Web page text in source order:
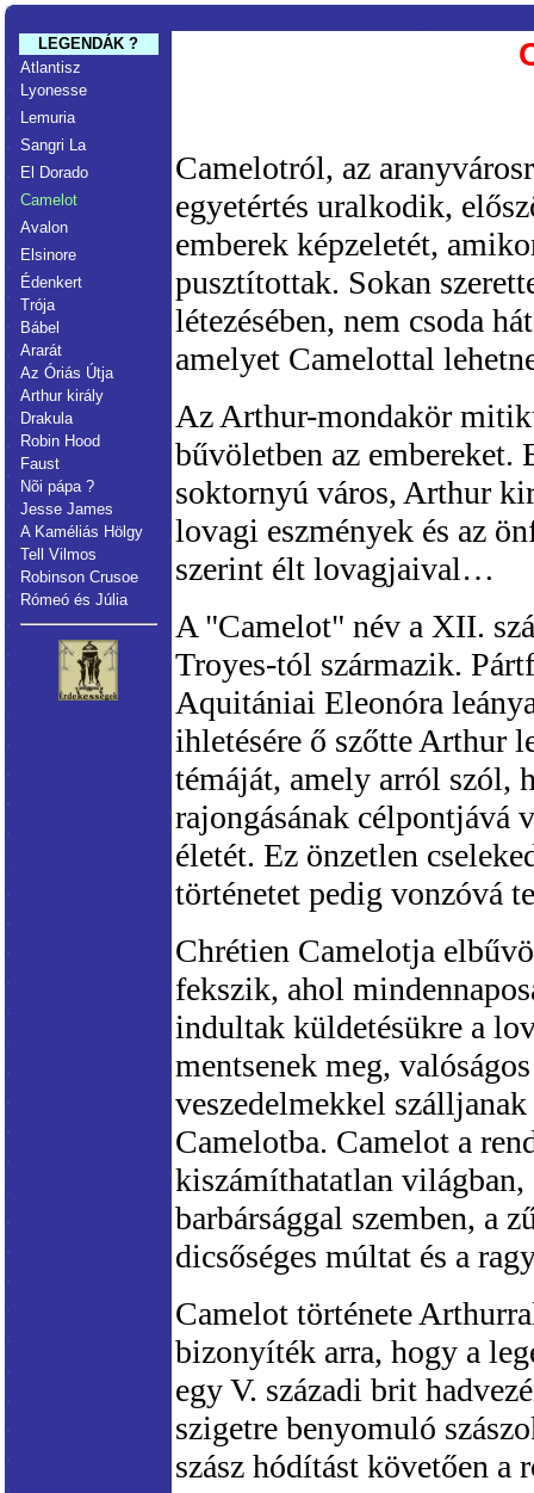
LEGENDÁK ?
Atlantisz
Lyonesse
Lemuria
Sangri La
El Dorado
Camelot
Avalon
Elsinore
Édenkert
Trója
Bábel
Ararát
Az Óriás Útja
Arthur király
Drakula
Robin Hood
Faust
Nõi pápa ?
Jesse James
A Kaméliás Hölgy
Tell Vilmos
Robinson Crusoe
Rómeó és Júlia
Camelotról, az
egyetértés uralkodik,
emberek képzeletét,
pusztítottak. Sokan
létezésében, nem csoda
amelyet Camelottal
Az Arthur-mondakör
bűvöletben az
soktornyú város, Arthur
lovagi eszmények és az
szerint élt lovagjaival…
A "Camelot" név a XII.
Troyes-tól származik.
Aquitániai Eleonóra
ihletésére ő szőtte Arthur
témáját, amely arról szól,
rajongásának célpontjává
életét. Ez önzetlen
történetet pedig vonzóvá
Chrétien Camelotja
fekszik, ahol
indultak küldetésükre a
mentsenek meg,
veszedelmekkel
Camelotba. Camelot a
kiszámíthatatlan
barbársággal szemben, a
dicsőséges múltat és a
Camelot története
bizonyíték arra, hogy a
egy V. századi brit
szigetre benyomuló
szász hódítást követően a